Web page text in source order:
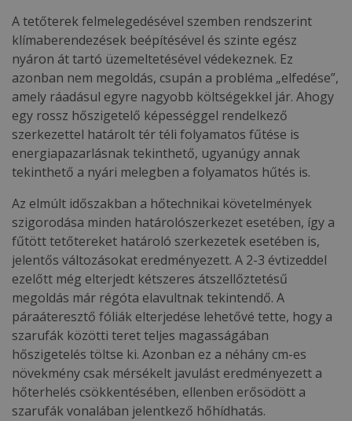
A tetőterek felmelegedésével szemben rendszerint
klímaberendezések beépítésével és szinte egész
nyáron át tartó üzemeltetésével védekeznek. Ez
azonban nem megoldás, csupán a probléma „elfedése”,
amely ráadásul egyre nagyobb költségekkel jár. Ahogy
egy rossz hőszigetelő képességgel rendelkező
szerkezettel határolt tér téli folyamatos fűtése is
energiapazarlásnak tekinthető, ugyanúgy annak
tekinthető a nyári melegben a folyamatos hűtés is.
Az elmúlt időszakban a hőtechnikai követelmények
szigorodása minden határolószerkezet esetében, így a
fűtött tetőtereket határoló szerkezetek esetében is,
jelentős változásokat eredményezett. A 2-3 évtizeddel
ezelőtt még elterjedt kétszeres átszellőztetésű
megoldás már régóta elavultnak tekintendő. A
páraáteresztő fóliák elterjedése lehetővé tette, hogy a
szarufák közötti teret teljes magasságában
hőszigetelés töltse ki. Azonban ez a néhány cm-es
növekmény csak mérsékelt javulást eredményezett a
hőterhelés csökkentésében, ellenben erősödött a
szarufák vonalában jelentkező hőhídhatás.